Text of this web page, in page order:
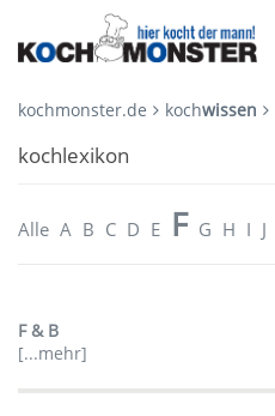
kochmonster.de kochwissen
kochlexikon
Alle A B C D E F G H I J
F & B
[...mehr]